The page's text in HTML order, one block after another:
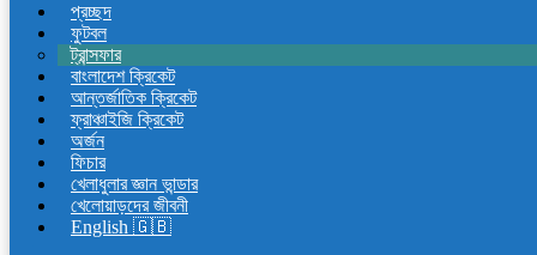
প্রচ্ছদ
ফুটবল
ট্রান্সফার
বাংলাদেশ ক্রিকেট
আন্তর্জাতিক ক্রিকেট
ফ্রাঞ্চাইজি ক্রিকেট
অর্জন
ফিচার
খেলাধুলার জ্ঞান ভান্ডার
খেলোয়াড়দের জীবনী
English 🇬🇧